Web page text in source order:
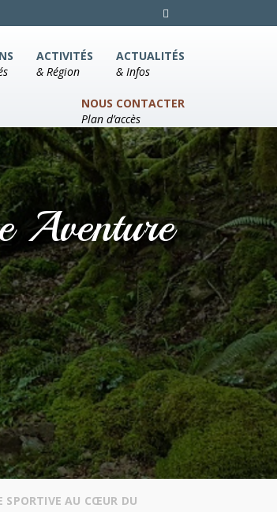
ACTIVITÉS
& Région
ACTUALITÉS
& Infos
NOUS CONTACTER
Plan d’accès
Aventure
SPORTIVE AU CŒUR DU